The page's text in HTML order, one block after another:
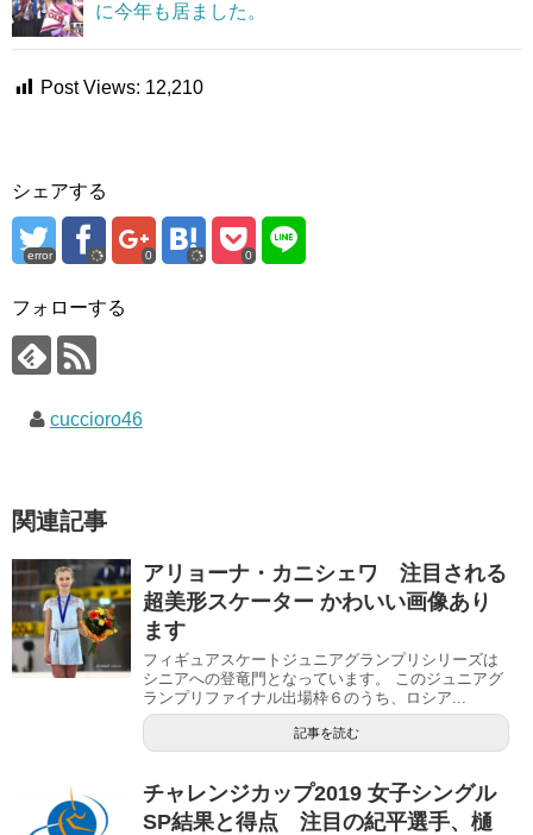
に今年も居ました。
Post Views: 12,210
シェアする
error 0 0
フォローする
cuccioro46
関連記事
アリョーナ・カニシェワ 注目される
超美形スケーター かわいい画像あり
ます
フィギュアスケートジュニアグランプリシリーズは
シニアへの登竜門となっています。 このジュニアグ
ランプリファイナル出場枠６のうち、ロシア...
記事を読む
チャレンジカップ2019 女子シングル
SP結果と得点 注目の紀平選手、樋